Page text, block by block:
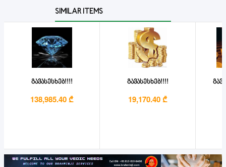
SIMILAR ITEMS
გავასესხებ!!!!
138,985.40 ₾
გავასესხებ!!!!
19,170.40 ₾